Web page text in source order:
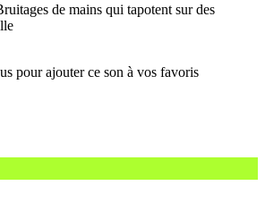
de mains qui tapotent sur des